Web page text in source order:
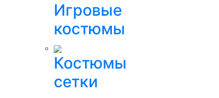
Игровые
костюмы
Костюмы
сетки